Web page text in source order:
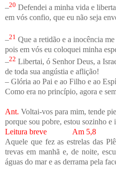
–20 Defendei a minha vida e
em vós confio, que eu não seja
–21 Que a retidão e a inocência
pois em vós eu coloquei minha
–22 Libertai, ó Senhor Deus, a
de toda sua angústia e aflição!
– Glória ao Pai e ao Filho e ao
Como era no princípio, agora e
Ant. Voltai-vos para mim, tende
porque sou pobre, estou sozinho e
Leitura breve Am 5,8
Aquele que fez as estrelas das
trevas em manhã e, de noite,
águas do mar e as derrama pela